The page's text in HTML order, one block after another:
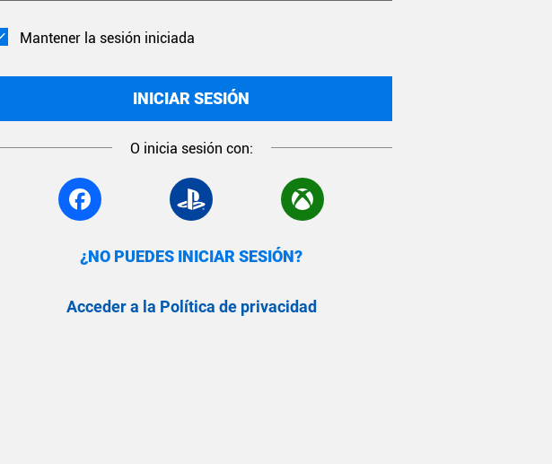
Mantener la sesión iniciada
INICIAR SESIÓN
O inicia sesión con:
¿NO PUEDES INICIAR SESIÓN?
Acceder a la Política de privacidad